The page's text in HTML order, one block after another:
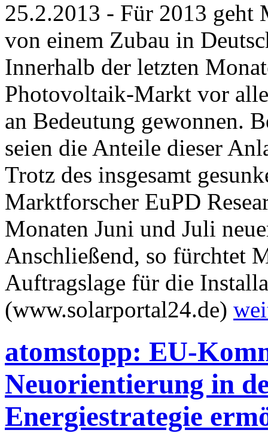
25.2.2013 - Für 2013 geht
von einem Zubau in
Innerhalb der letzten
Photovoltaik-Markt vor
an Bedeutung gewonnen.
seien die Anteile dieser
Trotz des insgesamt
Marktforscher EuPD
Monaten Juni und Juli
Anschließend, so fürchtet
Auftragslage für die
(www.solarportal24.de)
atomstopp: EU-
Neuorientierung in
Energiestrategie